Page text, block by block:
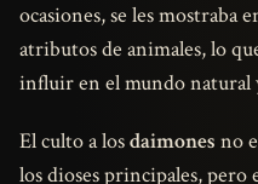
ocasiones, se les mostraba
atributos de animales, lo
influir en el mundo natural
El culto a losdaimones no
los dioses principales, pero